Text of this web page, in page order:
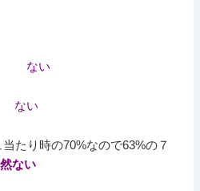
ない
ない
たり時の70%なので63%の７
ない